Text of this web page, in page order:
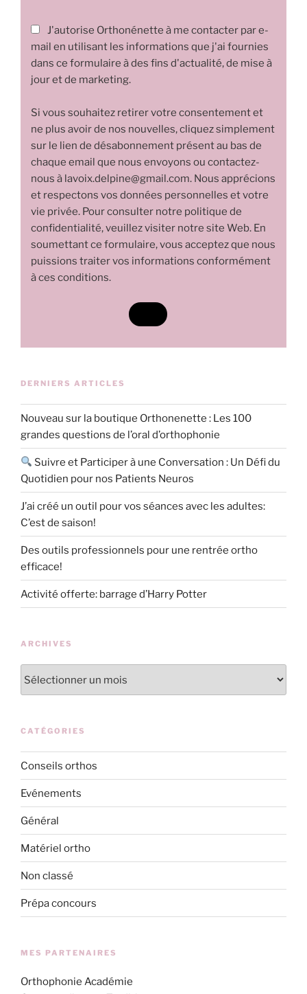
J'autorise Orthonénette à me contacter par e-
mail en utilisant les informations que j'ai fournies
dans ce formulaire à des fins d'actualité, de mise à
jour et de marketing.
Si vous souhaitez retirer votre consentement et
ne plus avoir de nos nouvelles, cliquez simplement
sur le lien de désabonnement présent au bas de
chaque email que nous envoyons ou contactez-
nous à lavoix.delpine@gmail.com. Nous apprécions
et respectons vos données personnelles et votre
vie privée. Pour consulter notre politique de
confidentialité, veuillez visiter notre site Web. En
soumettant ce formulaire, vous acceptez que nous
puissions traiter vos informations conformément
à ces conditions.
DERNIERS ARTICLES
Nouveau sur la boutique Orthonenette : Les 100
grandes questions de l’oral d’orthophonie
Suivre et Participer à une Conversation : Un Défi du
Quotidien pour nos Patients Neuros
J’ai créé un outil pour vos séances avec les adultes:
C’est de saison!
Des outils professionnels pour une rentrée ortho
efficace!
Activité offerte: barrage d’Harry Potter
ARCHIVES
CATÉGORIES
Conseils orthos
Evénements
Général
Matériel ortho
Non classé
Prépa concours
MES PARTENAIRES
Orthophonie Académie